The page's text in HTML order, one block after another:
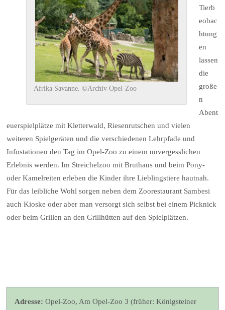
Afrika Savanne. ©Archiv Opel-Zoo
Tierb
eobac
htung
en
lassen
die
große
n
Abent
euerspielplätze mit Kletterwald, Riesenrutschen und vielen
weiteren Spielgeräten und die verschiedenen Lehrpfade und
Infostationen den Tag im Opel-Zoo zu einem unvergesslichen
Erlebnis werden. Im Streichelzoo mit Bruthaus und beim Pony-
oder Kamelreiten erleben die Kinder ihre Lieblingstiere hautnah.
Für das leibliche Wohl sorgen neben dem Zoorestaurant Sambesi
auch Kioske oder aber man versorgt sich selbst bei einem Picknick
oder beim Grillen an den Grillhütten auf den Spielplätzen.
Adresse: Opel-Zoo, Am Opel-Zoo 3 (früher: Königsteiner